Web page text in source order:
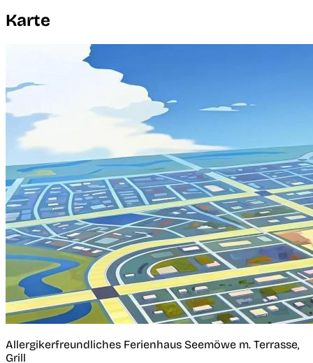
Karte
Allergikerfreundliches Ferienhaus Seemöwe m. Terrasse,
Grill